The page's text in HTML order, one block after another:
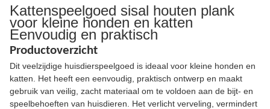
Kattenspeelgoed sisal houten plank
voor kleine honden en katten
Eenvoudig en praktisch
Productoverzicht
Dit veelzijdige huisdierspeelgoed is ideaal voor kleine honden en
katten. Het heeft een eenvoudig, praktisch ontwerp en maakt
gebruik van veilig, zacht materiaal om te voldoen aan de bijt- en
speelbehoeften van huisdieren. Het verlicht verveling, vermindert